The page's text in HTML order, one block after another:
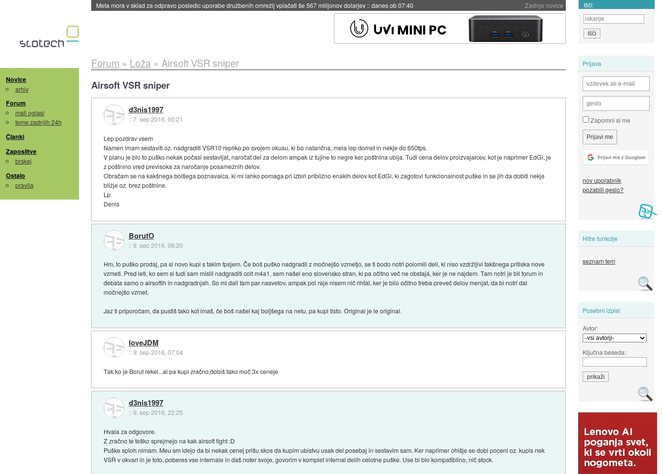
Zadnje novice
Meta mora v sklad za odpravo posledic uporabe družbenih omrežij vplačati še 567 milijonov dolarjev ::danes ob 07:40 Išči:
Novice
arhiv
Forum
mali oglasi
teme zadnjih 24h
Članki
Zaposlitve
brskaj
Ostalo
pravila
Prijava
Zapomni si me
nov uporabnik
pozabili geslo?
Hitre funkcije
seznam tem
Posebni izpisi
Avtor:
Ključna beseda:
Forum » Loža» Airsoft VSR sniper
Airsoft VSR sniper
d3nis1997
::7. sep 2016, 00:21
Lep pozdrav vsem
Namen imam sestaviti oz. nadgraditi VSR10 repliko po svojem okusu, ki bo natančna, mela lep domet in nekje do 650fps.
V planu je blo to puško nekak počasi sestavljat, naročat del za delom ampak iz tujine to negre ker poštnina ubija. Tudi cena delov proizvajalcev, kot je naprimer EdGi, je
z poštnino vred previsoka za naročanje posameznih delov.
Obračam se na kakšnega bolšega poznavalca, ki mi lahko pomaga pri izbiri približno enakih delov kot EdGi, ki zagotovi funkcionalnost puške in se jih da dobiti nekje
bližje oz. brez poštnine.
Lp
Denis
BorutO
::9. sep 2016, 06:20
Hm, to puško prodaj, pa si novo kupi s takim fpsjem. Če boš puško nadgradil z močnejšo vzmetjo, se ti bodo notri polomili deli, ki niso vzdržljivi takšnega pritiska nove
vzmeti. Pred leti, ko sem si tudi sam mislil nadgraditi colt m4a1, sem našel eno slovensko stran, ki pa očitno več ne obstaja, ker je ne najdem. Tam notri je bil forum in
debata samo o airsoftih in nadgradnjah. So mi dali tam par nasvetov, ampak pol raje nisem nič rihtal, ker je bilo očitno treba preveč delov menjat, da bi notri dal
močnejšo vzmet.
Jaz ti priporočam, da pustiš tako kot imaš, če boš našel kaj boljšega na netu, pa kupi tisto. Original je le original.
loveJDM
::9. sep 2016, 07:04
Tak ko je Borut rekel...al pa kupi zračno,dobiš tako moč 3x ceneje
d3nis1997
::9. sep 2016, 22:25
Hvala za odgovore.
Z zračno te teško sprejmejo na kak airsoft fight :D
Puške sploh nimam. Meu sm idejo da bi nekak cenej prišu skos da kupim ubistvu usak del posebaj in sestavim sam. Ker naprimer ohišje se dobi poceni oz. kupis nek
VSR v okvari in je toto, poberes vse internale in daš noter svoje, govorim v komplet internal delih celotne puške. Use bi blo kompatibilno, nič stock.